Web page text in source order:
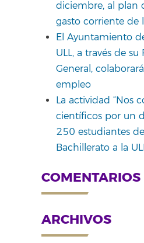
diciembre, al plan
gasto corriente de
El Ayuntamiento
ULL, a través de
General,
empleo
La actividad “Nos
científicos por un
250 estudiantes
Bachillerato a la
ARCHIVOS